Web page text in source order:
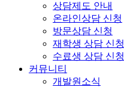
상담제도 안내
온라인상담 신청
방문상담 신청
재학생 상담 신청
수료생 상담 신청
커뮤니티
개발원소식